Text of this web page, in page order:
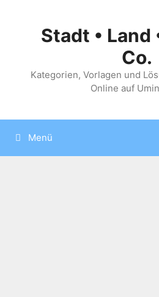
springenStadt • Land
Co.
Kategorien, Vorlagen und
Online auf
Menü